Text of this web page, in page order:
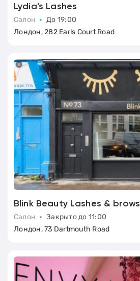
Lydia's Lashes
Салон
До 19:00
Лондон, 282 Earls Court Road
Blink Beauty Lashes & brows
Салон
Закрыто до 11:00
Лондон, 73 Dartmouth Road